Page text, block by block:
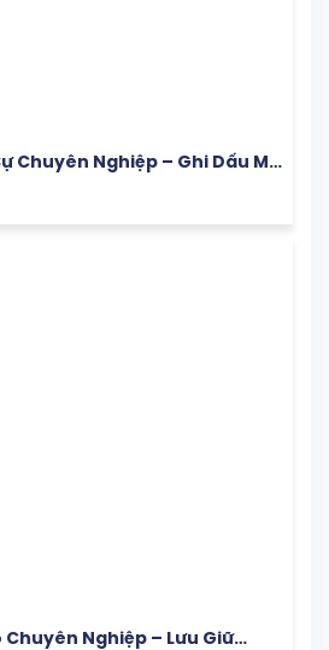
Chuyên Nghiệp – Ghi Dấu Mọi
Chuyên Nghiệp – Lưu Giữ